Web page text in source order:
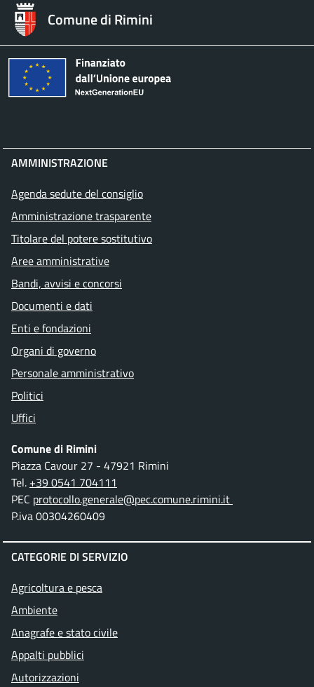
Comune di Rimini
AMMINISTRAZIONE
Agenda sedute del consiglio
Amministrazione trasparente
Titolare del potere sostitutivo
Aree amministrative
Bandi, avvisi e concorsi
Documenti e dati
Enti e fondazioni
Organi di governo
Personale amministrativo
Politici
Uffici
Comune di Rimini
Piazza Cavour 27 - 47921 Rimini
Tel. +39 0541 704111
PEC protocollo.generale@pec.comune.rimini.it
P.iva 00304260409
CATEGORIE DI SERVIZIO
Agricoltura e pesca
Ambiente
Anagrafe e stato civile
Appalti pubblici
Autorizzazioni